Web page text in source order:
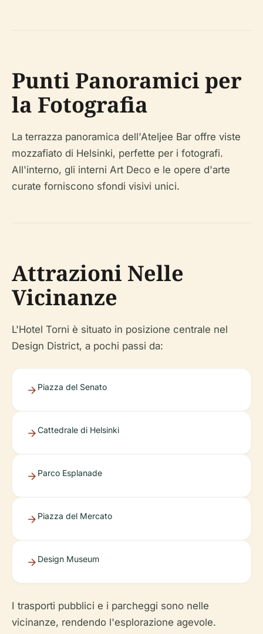
Punti Panoramici per
la Fotografia
La terrazza panoramica dell'Ateljee Bar offre viste
mozzafiato di Helsinki, perfette per i fotografi.
All'interno, gli interni Art Deco e le opere d'arte
curate forniscono sfondi visivi unici.
Attrazioni Nelle
Vicinanze
L'Hotel Torni è situato in posizione centrale nel
Design District, a pochi passi da:
Piazza del Senato
Cattedrale di Helsinki
Parco Esplanade
Piazza del Mercato
Design Museum
I trasporti pubblici e i parcheggi sono nelle
vicinanze, rendendo l'esplorazione agevole.